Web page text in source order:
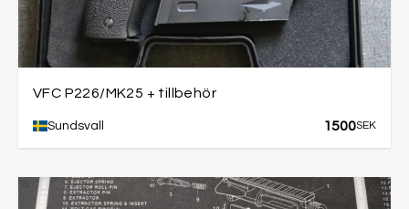
VFC P226/MK25 + tillbehör
Sundsvall 1500SEK